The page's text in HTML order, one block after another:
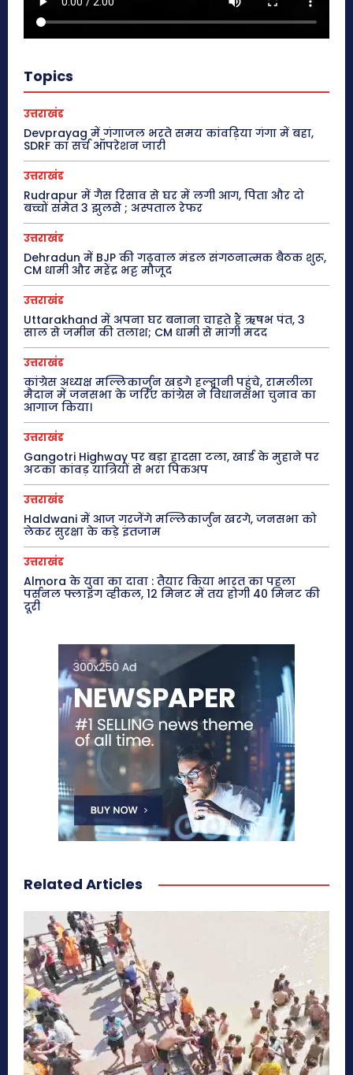
Topics
उत्तराखंड
Devprayag में गंगाजल भरते समय कांवड़िया गंगा में बहा,
SDRF का सर्च ऑपरेशन जारी
उत्तराखंड
Rudrapur में गैस रिसाव से घर में लगी आग, पिता और दो
बच्चों समेत 3 झुलसे ; अस्पताल रेफर
उत्तराखंड
Dehradun में BJP की गढ़वाल मंडल संगठनात्मक बैठक शुरू,
CM धामी और महेंद्र भट्ट मौजूद
उत्तराखंड
Uttarakhand में अपना घर बनाना चाहते हैं ऋषभ पंत, 3
साल से जमीन की तलाश; CM धामी से मांगी मदद
उत्तराखंड
कांग्रेस अध्यक्ष मल्लिकार्जुन खड़गे हल्द्वानी पहुंचे, रामलीला
मैदान में जनसभा के जरिए कांग्रेस ने विधानसभा चुनाव का
आगाज किया।
उत्तराखंड
Gangotri Highway पर बड़ा हादसा टला, खाई के मुहाने पर
अटका कांवड़ यात्रियों से भरा पिकअप
उत्तराखंड
Haldwani में आज गरजेंगे मल्लिकार्जुन खरगे, जनसभा को
लेकर सुरक्षा के कड़े इंतजाम
उत्तराखंड
Almora के युवा का दावा : तैयार किया भारत का पहला
पर्सनल फ्लाइंग व्हीकल, 12 मिनट में तय होगी 40 मिनट की
दूरी
Related Articles